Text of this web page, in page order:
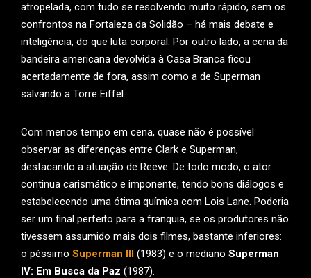
atropelada, com tudo se resolvendo muito rápido, sem os
confrontos na Fortaleza da Solidão – há mais debate e
inteligência, do que luta corporal. Por outro lado, a cena da
bandeira americana devolvida à Casa Branca ficou
acertadamente de fora, assim como a de Superman
salvando a Torre Eiffel.
Com menos tempo em cena, quase não é possível
observar as diferenças entre Clark e Superman,
destacando a atuação de Reeve. De todo modo, o ator
continua carismático e imponente, tendo bons diálogos e
estabelecendo uma ótima química com Lois Lane. Poderia
ser um final perfeito para a franquia, se os produtores não
tivessem assumido mais dois filmes, bastante inferiores:
o péssimo Superman III (1983) e o mediano Superman
IV: Em Busca da Paz (1987).